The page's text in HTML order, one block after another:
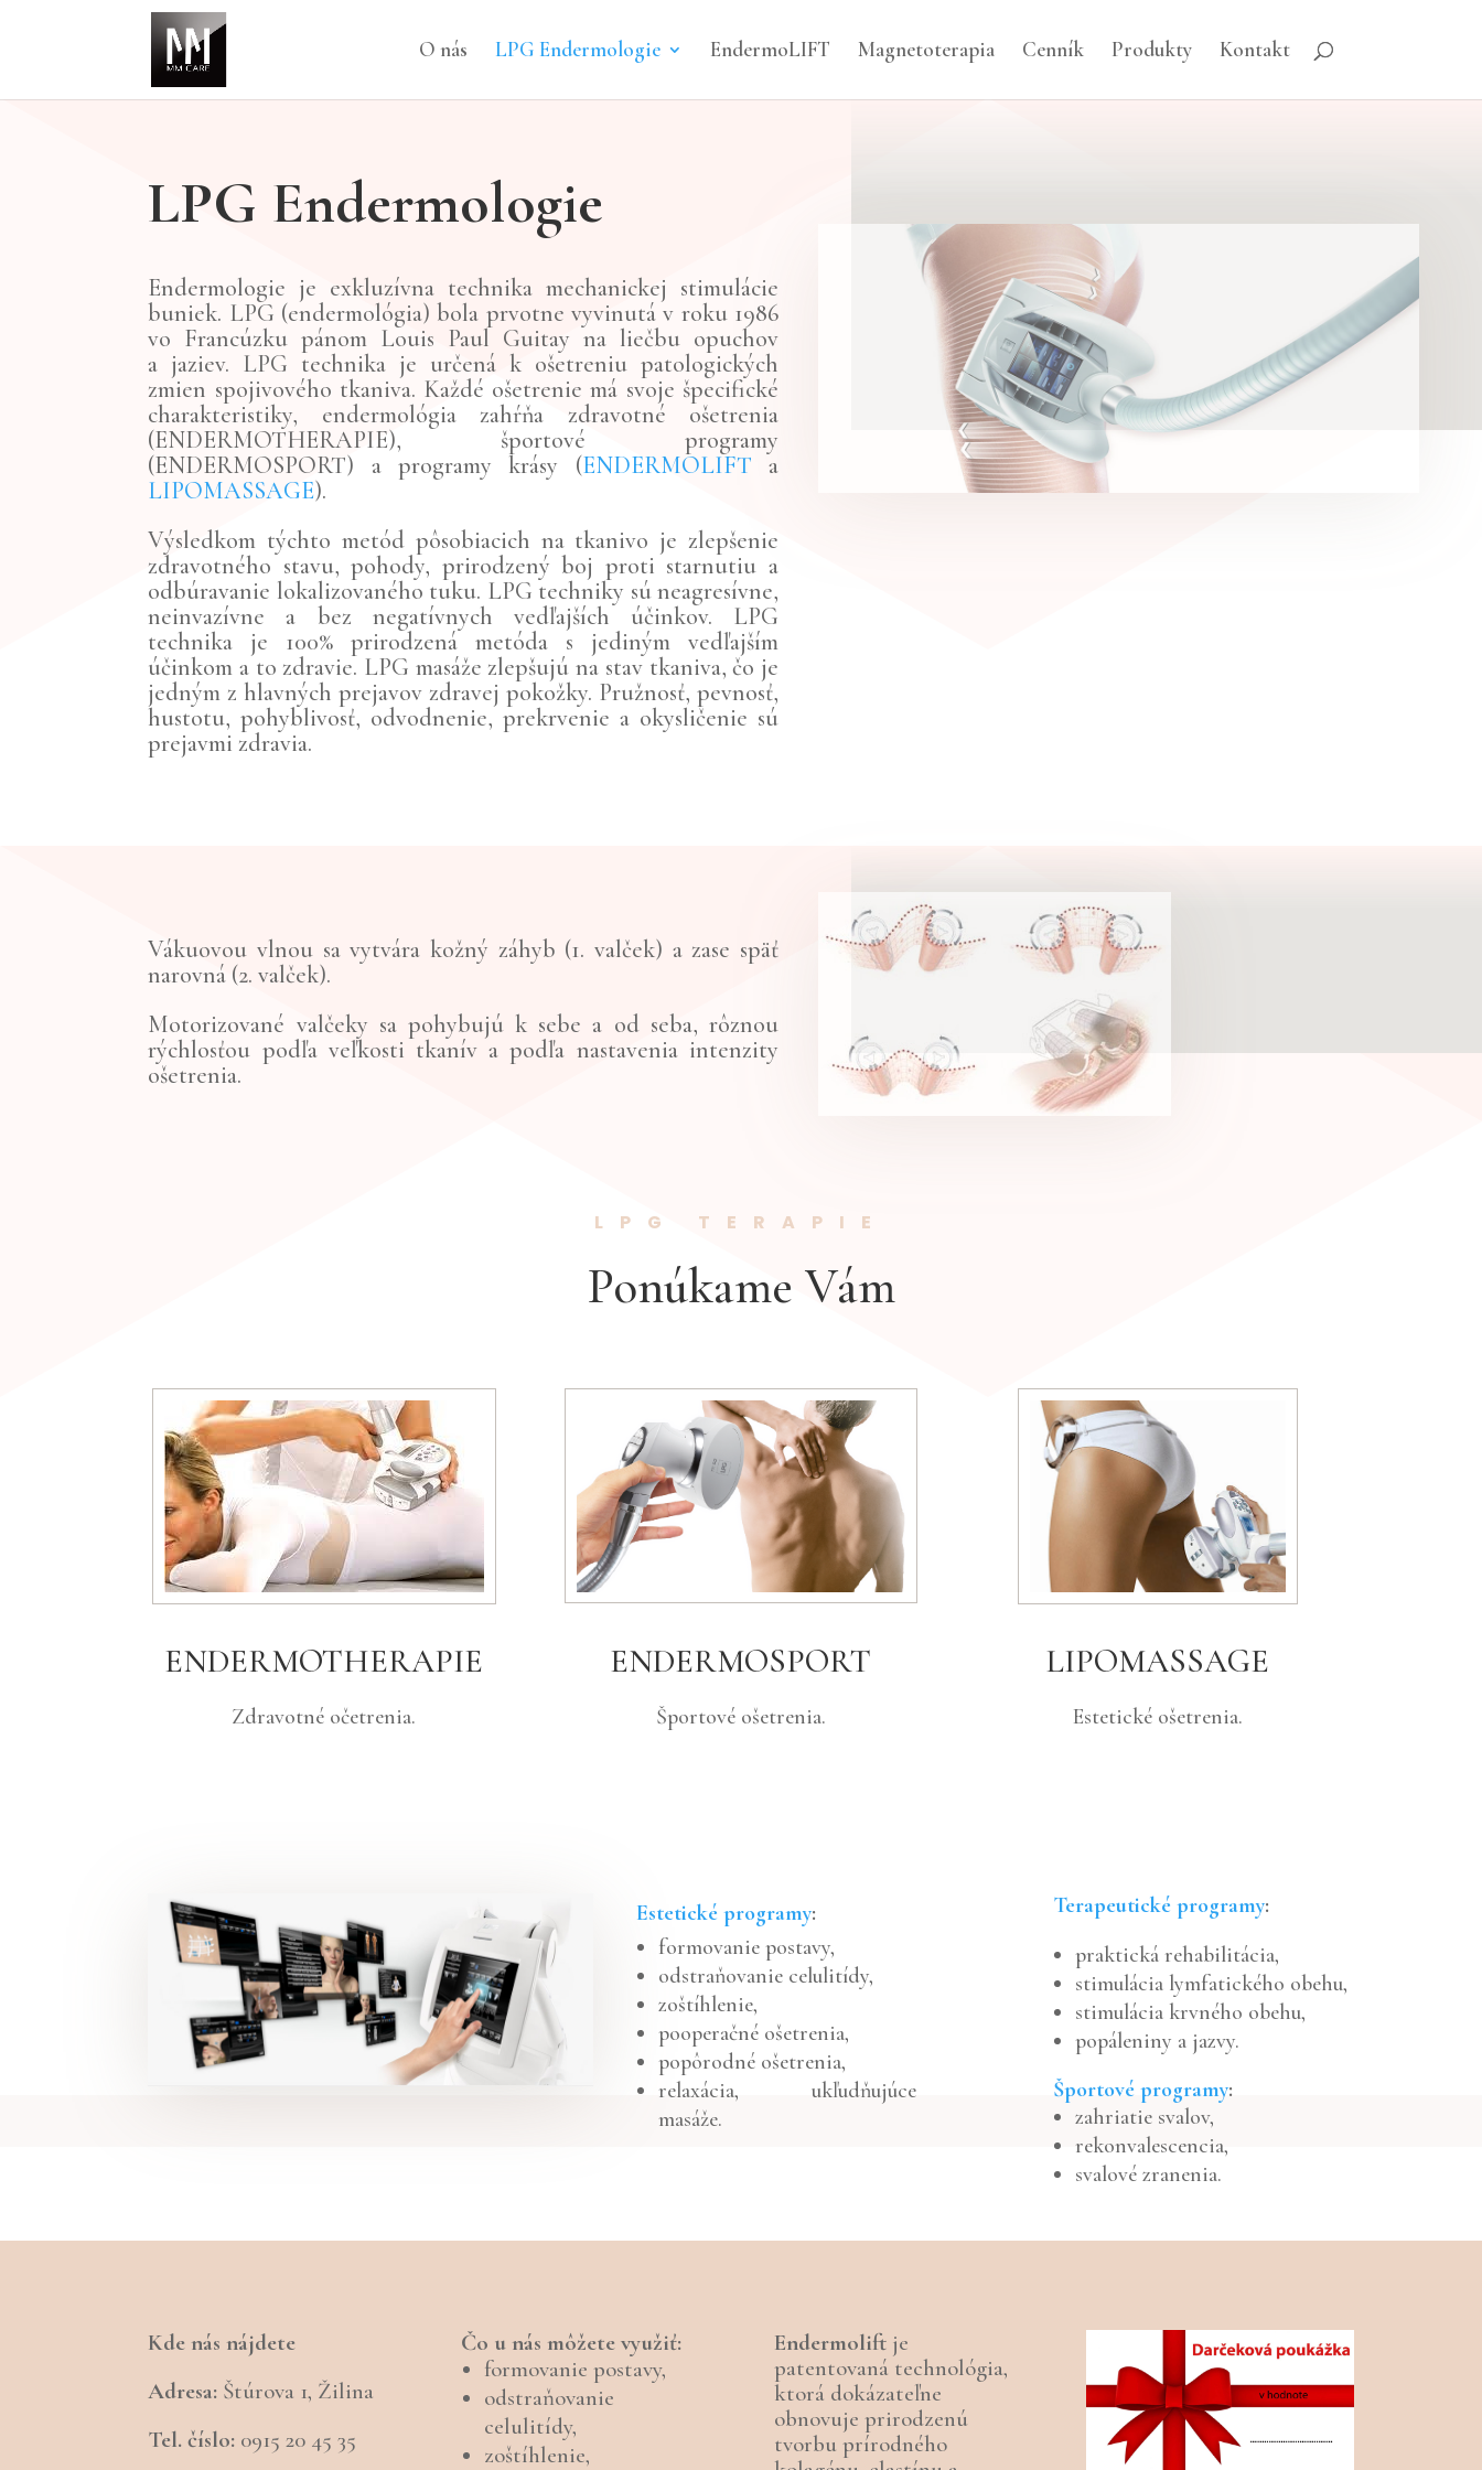
O nás LPG Endermologie EndermoLIFT Magnetoterapia Cenník Produkty Kontakt
LPG Endermologie
Endermologie je exkluzívna technika mechanickej stimulácie
buniek. LPG (endermológia) bola prvotne vyvinutá v roku 1986
vo Francúzku pánom Louis Paul Guitay na liečbu opuchov
a jaziev. LPG technika je určená k ošetreniu patologických
zmien spojivového tkaniva. Každé ošetrenie má svoje špecifické
charakteristiky, endermológia zahŕňa zdravotné ošetrenia
(ENDERMOTHERAPIE), športové programy
(ENDERMOSPORT) a programy krásy (ENDERMOLIFT a
LIPOMASSAGE).
Výsledkom týchto metód pôsobiacich na tkanivo je zlepšenie
zdravotného stavu, pohody, prirodzený boj proti starnutiu a
odbúravanie lokalizovaného tuku. LPG techniky sú neagresívne,
neinvazívne a bez negatívnych vedľajších účinkov. LPG
technika je 100% prirodzená metóda s jediným vedľajším
účinkom a to zdravie. LPG masáže zlepšujú na stav tkaniva, čo je
jedným z hlavných prejavov zdravej pokožky. Pružnosť, pevnosť,
hustotu, pohyblivosť, odvodnenie, prekrvenie a okysličenie sú
prejavmi zdravia.
Vákuovou vlnou sa vytvára kožný záhyb (1. valček) a zase späť
narovná (2. valček).
Motorizované valčeky sa pohybujú k sebe a od seba, rôznou
rýchlosťou podľa veľkosti tkanív a podľa nastavenia intenzity
ošetrenia.
LPG TERAPIE
Ponúkame Vám
ENDERMOTHERAPIE
Zdravotné očetrenia.
ENDERMOSPORT
Športové ošetrenia.
LIPOMASSAGE
Estetické ošetrenia.
Estetické programy:
formovanie postavy,
odstraňovanie celulitídy,
zoštíhlenie,
pooperačné ošetrenia,
popôrodné ošetrenia,
relaxácia, ukľudňujúce
masáže.
Terapeutické programy:
praktická rehabilitácia,
stimulácia lymfatického obehu,
stimulácia krvného obehu,
popáleniny a jazvy.
Športové programy:
zahriatie svalov,
rekonvalescencia,
svalové zranenia.
Kde nás nájdete
Adresa: Štúrova 1, Žilina
Tel. číslo: 0915 20 45 35
Čo u nás môžete využiť:
formovanie postavy,
odstraňovanie
celulitídy,
zoštíhlenie,
Endermoliftje
patentovaná technológia,
ktorá dokázateľne
obnovuje prirodzenú
tvorbu prírodného